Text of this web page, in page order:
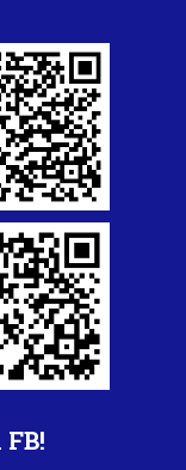
FB!